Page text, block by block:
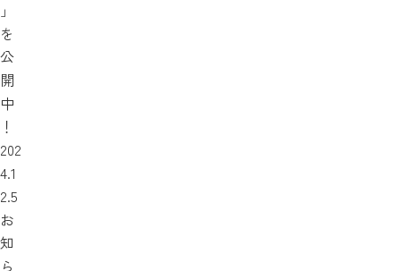
」
を
公
開
中
！
202
4.1
2.5
お
知
ら